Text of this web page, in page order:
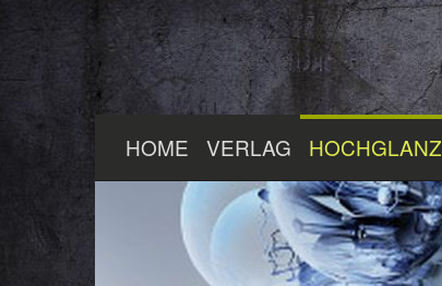
Hauptinhalt
HOME VERLAG HOCHGLANZ